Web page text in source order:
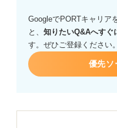
高卒でアパレル業界に
スキルや資格があれば
未経験でも挑戦できる
うな心構えで就職活動
します。
ば、ぜひ参考にさせて
GoogleでPORTキャリア
と、 知りたいQ&Aへすぐ
す。ぜひご登録ください。
優先ソ